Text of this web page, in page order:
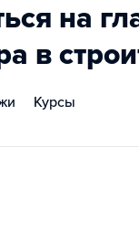
на
в
Курсы